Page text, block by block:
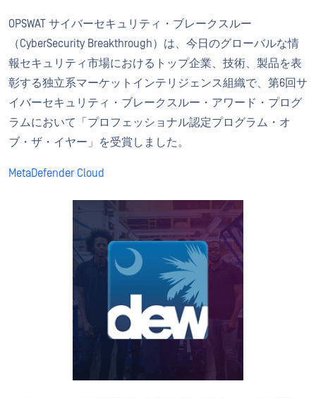
OPSWAT サイバーセキュリティ・ブレークスルー
（CyberSecurity Breakthrough）は、今日のグローバルな情
報セキュリティ市場におけるトップ企業、技術、製品を表
彰する独立系マーケットインテリジェンス組織で、第6回サ
イバーセキュリティ・ブレークスルー・アワード・プログ
ラムにおいて「プロフェッショナル認定プログラム・オ
ブ・ザ・イヤー」を受賞しました。
MetaDefender Cloud